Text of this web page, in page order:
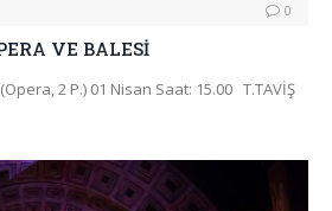
0
VE BALESİ
2 P.) 01 Nisan Saat: 15.00 T.TAVİŞ